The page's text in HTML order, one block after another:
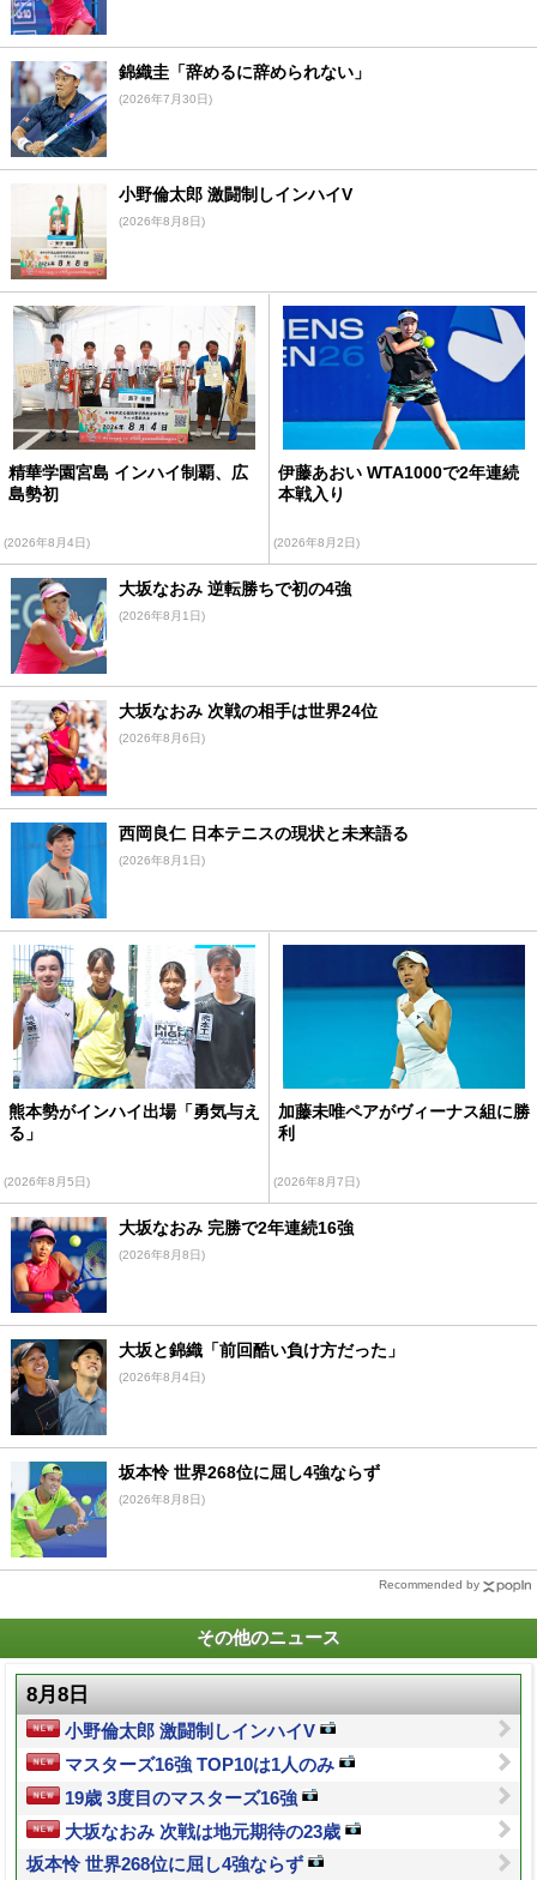
錦織圭「辞めるに辞められない」
(2026年7月30日)
小野倫太郎 激闘制しインハイV
(2026年8月8日)
精華学園宮島 インハイ制覇、広
島勢初
(2026年8月4日)
伊藤あおい WTA1000で2年連続
本戦入り
(2026年8月2日)
大坂なおみ 逆転勝ちで初の4強
(2026年8月1日)
大坂なおみ 次戦の相手は世界24位
(2026年8月6日)
西岡良仁 日本テニスの現状と未来語る
(2026年8月1日)
熊本勢がインハイ出場「勇気与え
る」
(2026年8月5日)
加藤未唯ペアがヴィーナス組に勝
利
(2026年8月7日)
大坂なおみ 完勝で2年連続16強
(2026年8月8日)
大坂と錦織「前回酷い負け方だった」
(2026年8月4日)
坂本怜 世界268位に屈し4強ならず
(2026年8月8日)
Recommended by
その他のニュース
8月8日
小野倫太郎 激闘制しインハイV
マスターズ16強 TOP10は1人のみ
19歳 3度目のマスターズ16強
大坂なおみ 次戦は地元期待の23歳
坂本怜 世界268位に屈し4強ならず